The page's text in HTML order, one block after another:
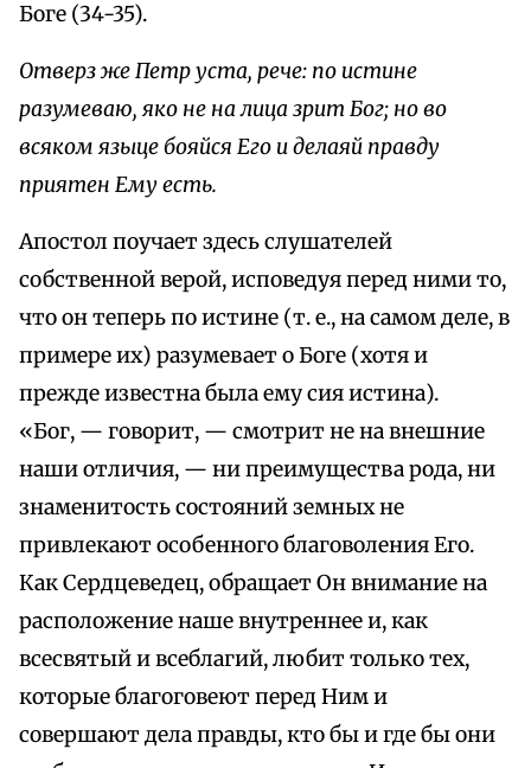
Боге (34-35).
Отверз же Петр уста, рече: по истине
разумеваю, яко не на лица зрит Бог; но во
всяком языце бояйся Его и делаяй правду
приятен Ему есть.
Апостол поучает здесь слушателей
собственной верой, исповедуя перед ними то,
что он теперь по истине (т. е., на самом деле, в
примере их) разумевает о Боге (хотя и
прежде известна была ему сия истина).
«Бог, — говорит, — смотрит не на внешние
наши отличия, — ни преимущества рода, ни
знаменитость состояний земных не
привлекают особенного благоволения Его.
Как Сердцеведец, обращает Он внимание на
расположение наше внутреннее и, как
всесвятый и всеблагий, любит только тех,
которые благоговеют перед Ним и
совершают дела правды, кто бы и где бы они